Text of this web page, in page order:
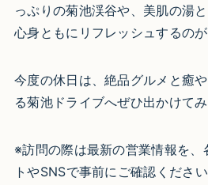
っぷりの菊池渓谷や、美肌の湯
心身ともにリフレッシュするの
今度の休日は、絶品グルメと癒
る菊池ドライブへぜひ出かけてみ
※訪問の際は最新の営業情報を、
トやSNSで事前にご確認ください